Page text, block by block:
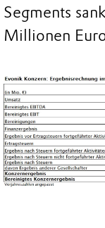
Segments
Millionen